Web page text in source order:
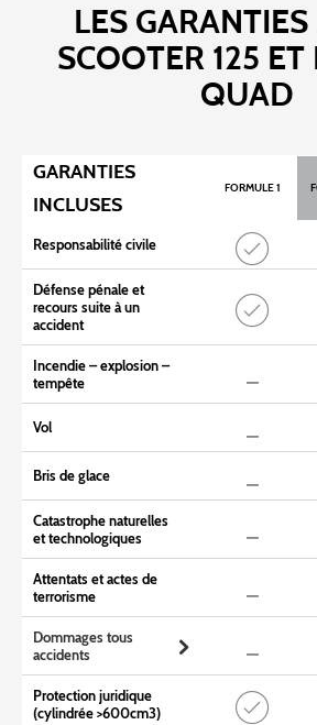
LES
SCOOTER 125 ET
QUAD
GARANTIES
INCLUSES
FORMULE 1
Responsabilité civile
Défense pénale et
recours suite à un
accident
Incendie – explosion –
tempête
Vol
Bris de glace
Catastrophe naturelles
et technologiques
Attentats et actes de
terrorisme
Dommages tous
accidents
Protection juridique
(cylindrée >600cm3)